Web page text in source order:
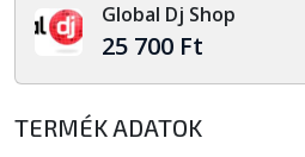
Global Dj Shop
25 700 Ft
TERMÉK ADATOK